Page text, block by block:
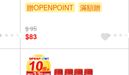
贈OPENPOINT
滿額贈
$ 95
$83